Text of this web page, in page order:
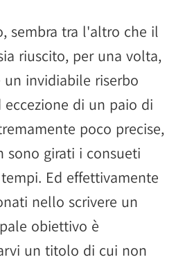
sembra tra l'altro che il
riuscito, per una volta,
invidiabile riserbo
eccezione di un paio di
poco precise,
sono girati i consueti
Ed effettivamente
nello scrivere un
obiettivo è
un titolo di cui non